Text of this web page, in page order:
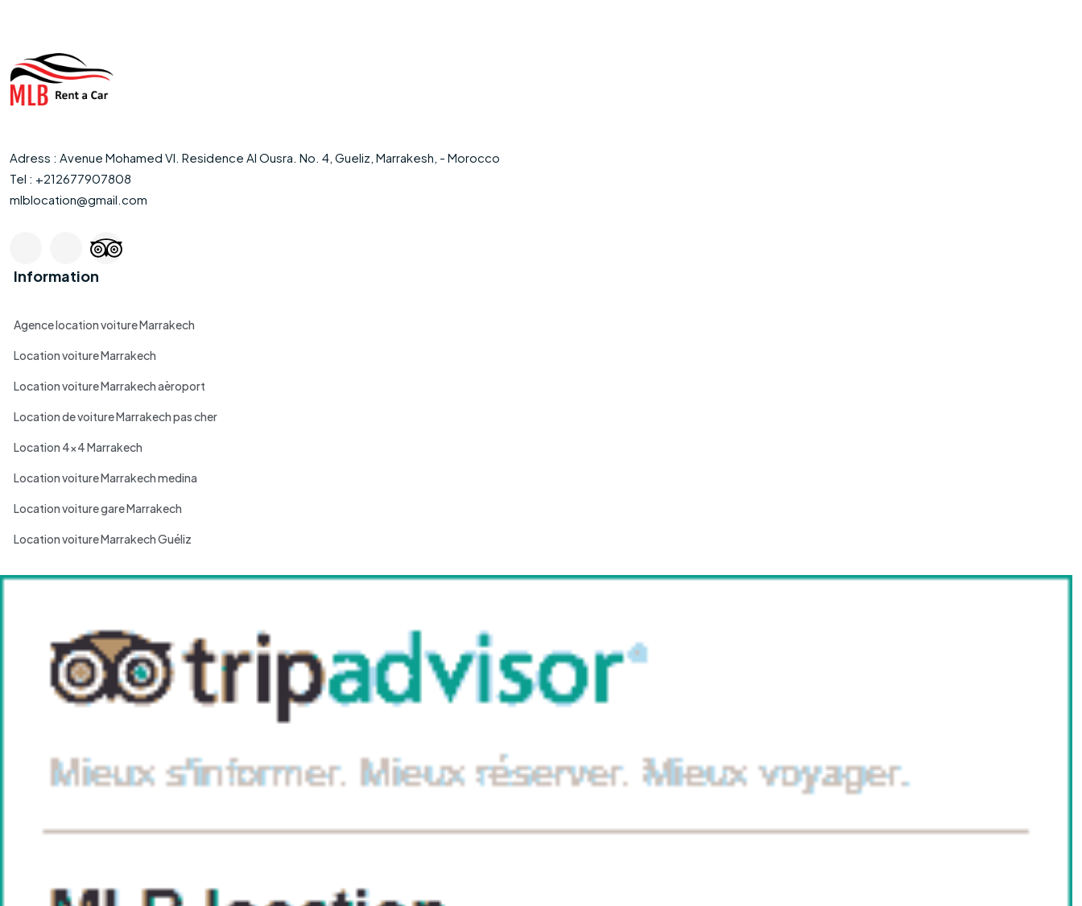
Adress : Avenue Mohamed VI. Residence Al Ousra. No. 4, Gueliz, Marrakesh, - Morocco
Tel : +212677907808
mlblocation@gmail.com
Information
Agence location voiture Marrakech
Location voiture Marrakech
Location voiture Marrakech aèroport
Location de voiture Marrakech pas cher
Location 4x4 Marrakech
Location voiture Marrakech medina
Location voiture gare Marrakech
Location voiture Marrakech Guéliz